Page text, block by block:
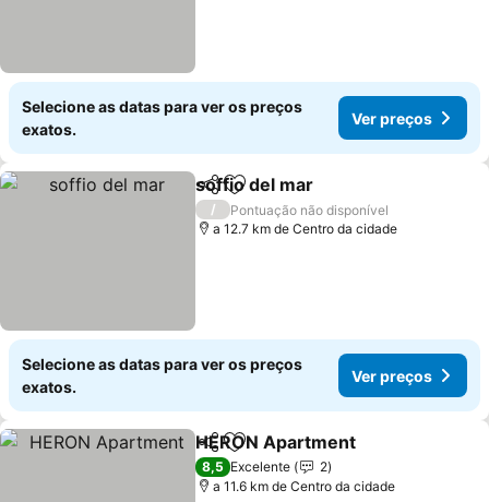
Selecione as datas para ver os preços
exatos.
Ver preços
PartilharAdicionar aos favoritos
soffio del mar
/
Pontuação não disponível
a 12.7 km de Centro da cidade
Selecione as datas para ver os preços
exatos.
Ver preços
PartilharAdicionar aos favoritos
HERON Apartment
8,5 Excelente
2
a 11.6 km de Centro da cidade